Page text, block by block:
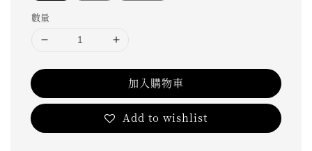
數量
加入購物車
Add to wishlist